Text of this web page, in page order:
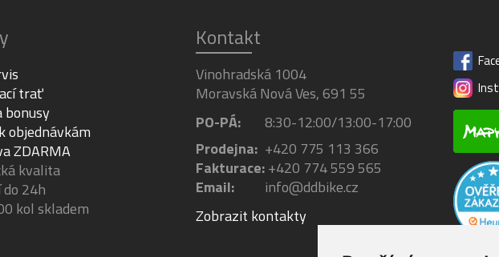
trať
bonusy
objednávkám
ZDARMA
kvalita
do 24h
kol skladem
Kontakt
Vinohradská 1004
Moravská Nová Ves, 691 55
PO-PÁ:
8:30-12:00/13:00-17:00
Prodejna: +420 775 113 366
Fakturace:+420 774 559 565
Email:
info@ddbike.cz
Zobrazit kontakty